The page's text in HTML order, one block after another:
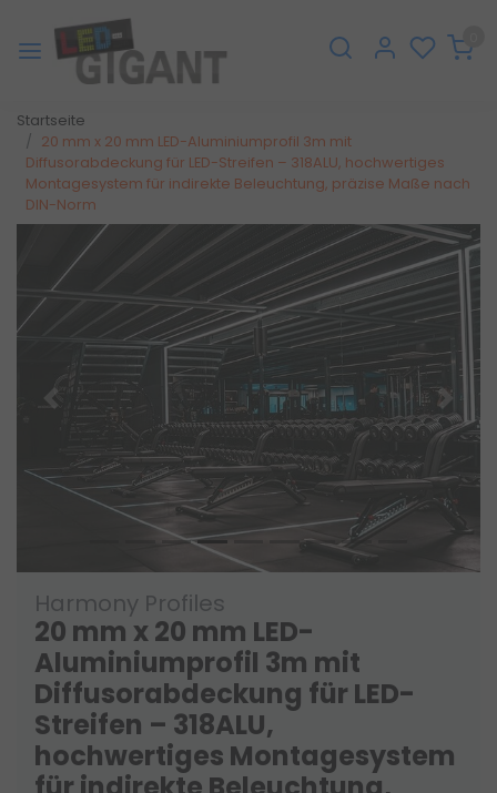
Startseite
20 mm x 20 mm LED-Aluminiumprofil 3m mit
Diffusorabdeckung für LED-Streifen – 318ALU, hochwertiges
Montagesystem für indirekte Beleuchtung, präzise Maße nach
DIN-Norm
Zurück
Harmony Profiles
20 mm x 20 mm LED-
Aluminiumprofil 3m mit
Diffusorabdeckung für LED-
Streifen – 318ALU,
hochwertiges Montagesystem